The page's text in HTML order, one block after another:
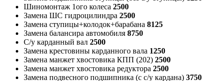
Шиномонтаж 1ого колеса 2500
Замена ШС гидроцилиндра 2500
Замена ступицы+колодок+барабана 8125
Замена балансира автомобиля 8750
С/у карданный вал 2500
Замена крестовины карданного вала 1250
Замена манжет хвостовика КПП (202) 2500
Замена манжет хвостовика редуктора 2500
Замена подвесного подшипника (с с/у кардана) 3750